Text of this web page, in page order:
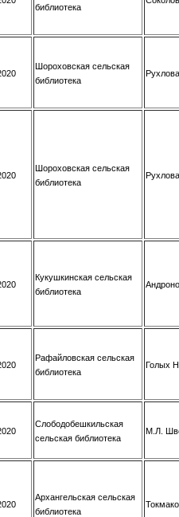
библиотека
Шороховская сельская
библиотека
Шороховская сельская
библиотека
Кукушкинская сельская
библиотека
Рафайловская сельская
библиотека
Голых
Слободобешкильская
сельская библиотека
М.Л.
Архангельская сельская
библиотека